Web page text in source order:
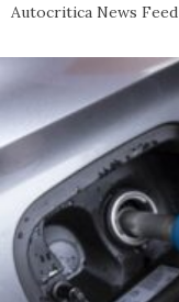
Autocritica News Feed